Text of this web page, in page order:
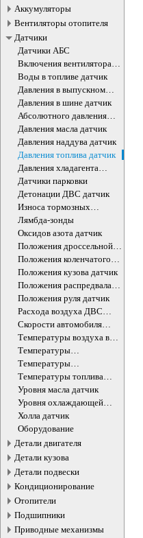
Аккумуляторы
Вентиляторы отопителя
Датчики
Датчики АБС
Включения вентилятора
датчик
Воды в топливе датчик
Давления в выпускном
коллекторе датчик
Давления в шине датчик
Абсолютного давления
воздуха ДВС датчик
Давления масла датчик
Давления наддува датчик
Давления топлива датчик
Давления хладагента
датчик
Датчики парковки
Детонации ДВС датчик
Износа тормозных
колодок датчик
Лямбда-зонды
Оксидов азота датчик
Положения дроссельной
заслонки датчики
Положения коленчатого
вала датчик
Положения кузова датчик
Положения распредвала
ДВС датчик
Положения руля датчик
Расхода воздуха ДВС
датчик
Скорости автомобиля
датчик
Температуры воздуха в
салоне датчик
Температуры
окружающей среды
датчик
Температуры
охлаждающей жидкости
ДВС датчик
Температуры топлива
датчик
Уровня масла датчик
Уровня охлаждающей
жидкости датчик
Холла датчик
Оборудование
Детали двигателя
Детали кузова
Детали подвески
Кондиционирование
Отопители
Подшипники
Приводные механизмы